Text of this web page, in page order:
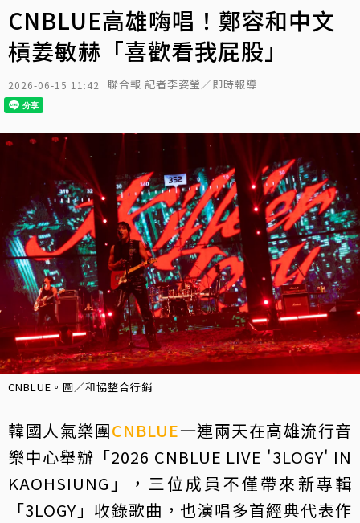
CNBLUE高雄嗨唱！鄭容和中文
槓姜敏赫「喜歡看我屁股」
2026-06-15 11:42 聯合報 記者李姿瑩／即時報導
CNBLUE。圖／和協整合行銷
韓國人氣樂團CNBLUE一連兩天在高雄流行音
樂中心舉辦「2026 CNBLUE LIVE '3LOGY' IN
KAOHSIUNG」，三位成員不僅帶來新專輯
「3LOGY」收錄歌曲，也演唱多首經典代表作